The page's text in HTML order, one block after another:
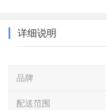
详细说明
品牌
配送范围